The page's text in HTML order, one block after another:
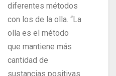
diferentes métodos
con los de la olla. “La
olla es el método
que mantiene más
cantidad de
sustancias positivas